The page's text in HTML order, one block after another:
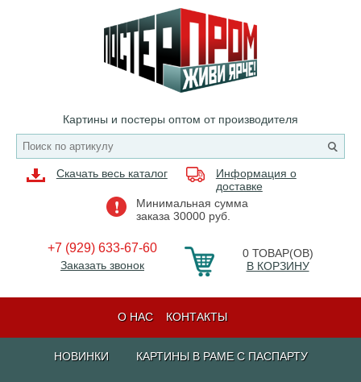
Картины и постеры оптом от производителя
Скачать весь каталог
Информация о
доставке
Минимальная сумма
заказа 30000 руб.
+7 (929) 633-67-60
Заказать звонок
0ТОВАР(ОВ)
В КОРЗИНУ
О НАС КОНТАКТЫ
НОВИНКИ КАРТИНЫ В РАМЕ С ПАСПАРТУ